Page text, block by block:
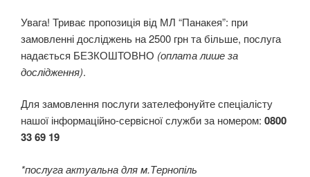
Увага! Триває пропозиція від МЛ “Панакея”: при
замовленні досліджень на 2500 грн та більше, послуга
надається БЕЗКОШТОВНО (оплата лише за
дослідження).
Для замовлення послуги зателефонуйте спеціалісту
нашої інформаційно-сервісної служби за номером: 0800
33 69 19
*послуга актуальна для м.Тернопіль